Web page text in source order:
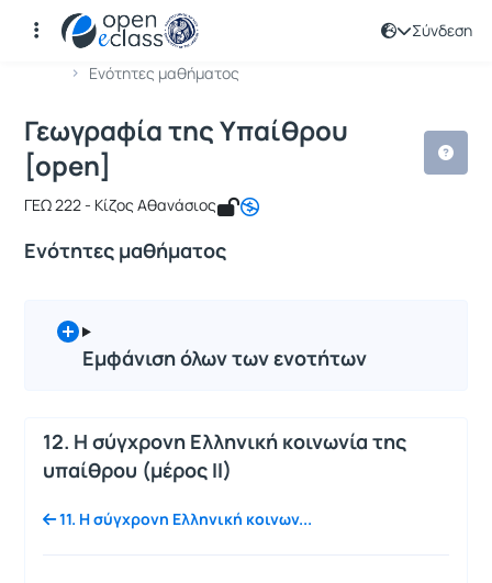
Σύνδεση
Αρχική Σελίδα
Ενότητες μαθήματος
Μάθημα : Γεωγραφία της Υπαίθρου
Κωδικός : OPENCOURSE107
Γεωγραφία της Υπαίθρου
[open]
ΓΕΩ 222 - Κίζος Αθανάσιος
Ενότητες μαθήματος
Εμφάνιση όλων των ενοτήτων
12. Η σύγχρονη Ελληνική κοινωνία της
υπαίθρου (μέρος ΙΙ)
11. Η σύγχρονη Ελληνική κοινων...